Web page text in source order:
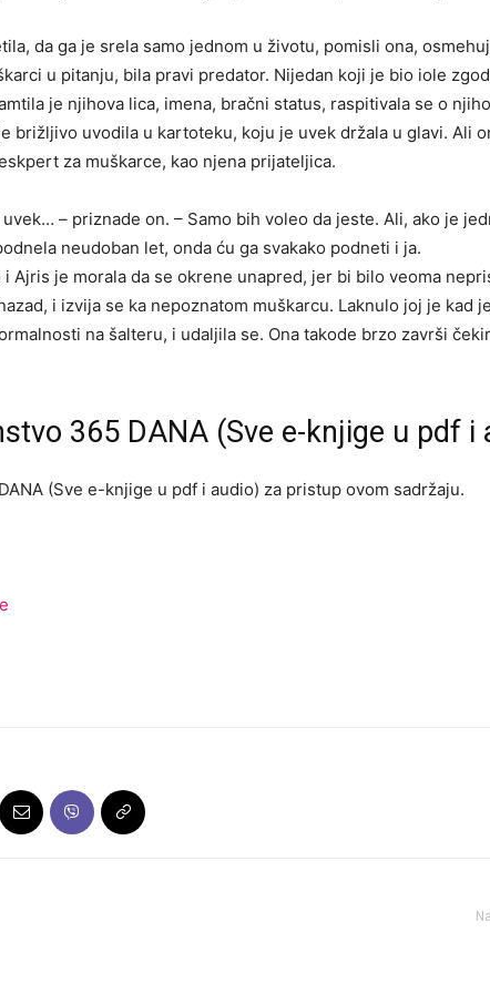
da ga je srela samo jednom u životu, pomisli ona,
u pitanju, bila pravi predator. Nijedan koji je bio iole
je njihova lica, imena, bračni status, raspitivala se o
brižljivo uvodila u kartoteku, koju je uvek držala u glavi. Ali
za muškarce, kao njena prijateljica.
– priznade on. – Samo bih voleo da jeste. Ali, ako je
neudoban let, onda ću ga svakako podneti i ja.
Ajris je morala da se okrene unapred, jer bi bilo veoma
i izvija se ka nepoznatom muškarcu. Laknulo joj je kad
na šalteru, i udaljila se. Ona takode brzo završi
365 DANA (Sve e-knjige u pdf i
(Sve e-knjige u pdf i audio) za pristup ovom sadržaju.